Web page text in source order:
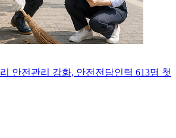
안전관리 강화, 안전전담인력 613명 첫